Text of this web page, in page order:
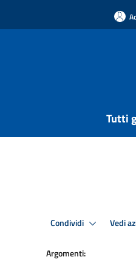
Tutti
Condividi Vedi
Argomenti: